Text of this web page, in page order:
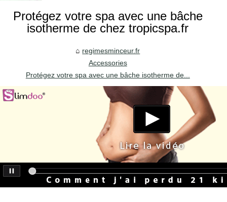
Protégez votre spa avec une bâche
isotherme de chez tropicspa.fr
regimesminceur.fr
Accessories
Protégez votre spa avec une bâche isotherme de...